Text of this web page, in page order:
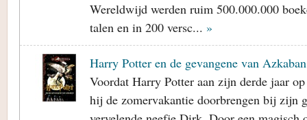
Wereldwijd werden ruim 500.000.000
talen en in 200 versc... »
Harry Potter en de gevangene van Azkaban
Voordat Harry Potter aan zijn derde jaar
hij de zomervakantie doorbrengen bij zijn